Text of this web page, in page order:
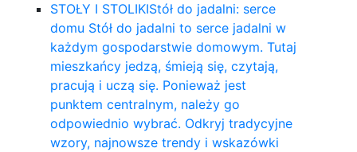
STOŁY I STOLIKIStół do jadalni: serce
domu Stół do jadalni to serce jadalni w
każdym gospodarstwie domowym. Tutaj
mieszkańcy jedzą, śmieją się, czytają,
pracują i uczą się. Ponieważ jest
punktem centralnym, należy go
odpowiednio wybrać. Odkryj tradycyjne
wzory, najnowsze trendy i wskazówki